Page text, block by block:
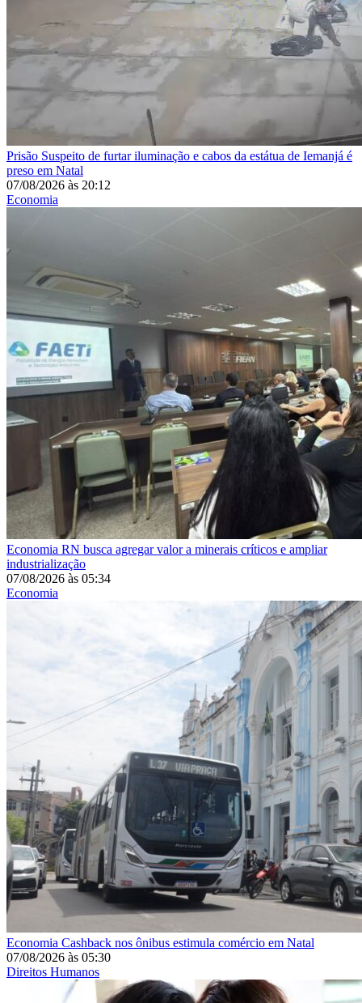
Prisão Suspeito de furtar iluminação e cabos da estátua de Iemanjá é
preso em Natal
07/08/2026 às 20:12
Economia
Economia RN busca agregar valor a minerais críticos e ampliar
industrialização
07/08/2026 às 05:34
Economia
Economia Cashback nos ônibus estimula comércio em Natal
07/08/2026 às 05:30
Direitos Humanos